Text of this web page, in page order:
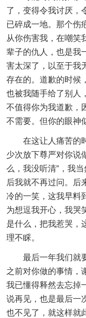
了，变得令我讨厌，
已碎成一地。那个伤
从你伤害我，在嘲笑
辈子的仇人，也是我
害太深了，以至于我
存在的。道歉的时候
也被我随手给了别人
不值得你为我道歉，
不需要。但你的眼神
在这让人痛苦的
少次放下尊严对你说
么，我没听清”，我
后我就不再过问。后
冷的一笑，这我早料
为想逗我开心，我哭
是什么，把我惹哭，
理不睬。
最后一年我们就
之前对你做的事情，
我已懂得释然去忘掉
说再见，也是最后一
也不见了，就这样就